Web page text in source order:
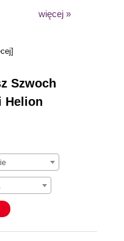
80 publikacji, a
więcej »
Szwoch
Helion